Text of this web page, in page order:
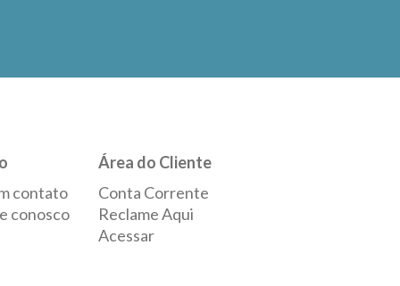
contato
conosco
Área do Cliente
Conta Corrente
Reclame Aqui
Acessar